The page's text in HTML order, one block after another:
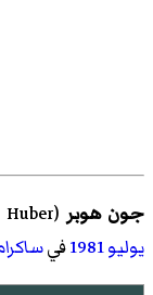
جون هوبر(
يوليو1981في